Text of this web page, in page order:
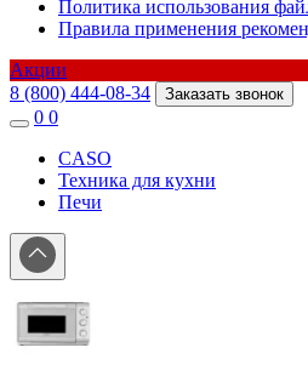
Политика использования
Правила применения
Акции
8 (800) 444-08-34
Заказать звонок
0 0
CASO
Техника для кухни
Печи